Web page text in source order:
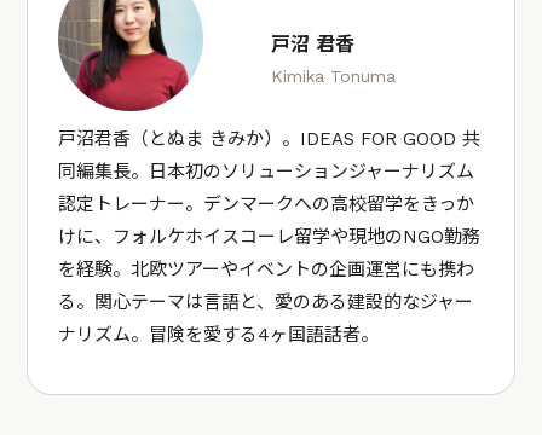
戸沼 君香
Kimika Tonuma
戸沼君香（とぬま きみか）。IDEAS FOR GOOD 共
同編集長。日本初のソリューションジャーナリズム
認定トレーナー。デンマークへの高校留学をきっか
けに、フォルケホイスコーレ留学や現地のNGO勤務
を経験。北欧ツアーやイベントの企画運営にも携わ
る。関心テーマは言語と、愛のある建設的なジャー
ナリズム。冒険を愛する4ヶ国語話者。